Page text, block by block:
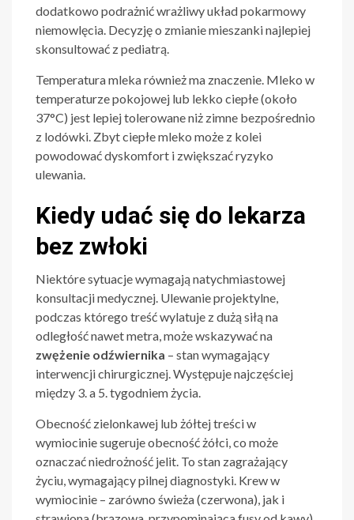
dodatkowo podrażnić wrażliwy układ pokarmowy
niemowlęcia. Decyzję o zmianie mieszanki najlepiej
skonsultować z pediatrą.
Temperatura mleka również ma znaczenie. Mleko w
temperaturze pokojowej lub lekko ciepłe (około
37°C) jest lepiej tolerowane niż zimne bezpośrednio
z lodówki. Zbyt ciepłe mleko może z kolei
powodować dyskomfort i zwiększać ryzyko
ulewania.
Kiedy udać się do lekarza
bez zwłoki
Niektóre sytuacje wymagają natychmiastowej
konsultacji medycznej. Ulewanie projektylne,
podczas którego treść wylatuje z dużą siłą na
odległość nawet metra, może wskazywać na
zwężenie odźwiernika – stan wymagający
interwencji chirurgicznej. Występuje najczęściej
między 3. a 5. tygodniem życia.
Obecność zielonkawej lub żółtej treści w
wymiocinie sugeruje obecność żółci, co może
oznaczać niedrożność jelit. To stan zagrażający
życiu, wymagający pilnej diagnostyki. Krew w
wymiocinie – zarówno świeża (czerwona), jak i